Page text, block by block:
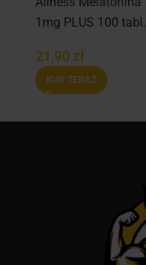
1mg PLUS 100 tabl.
21,90 zł
KUP TERAZ